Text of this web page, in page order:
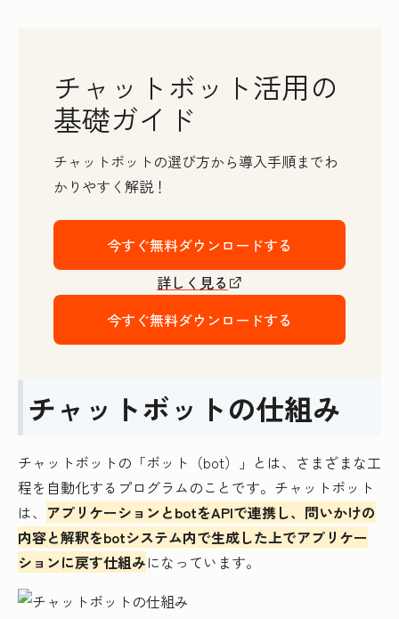
チャットボット活用の
基礎ガイド
チャットボットの選び方から導入手順までわ
かりやすく解説！
今すぐ無料ダウンロードする
詳しく見る
今すぐ無料ダウンロードする
チャットボットの仕組み
チャットボットの「ボット（bot）」とは、さまざまな工
程を自動化するプログラムのことです。チャットボット
は、 アプリケーションとbotをAPIで連携し、問いかけの
内容と解釈をbotシステム内で生成した上でアプリケー
ションに戻す仕組みになっています。